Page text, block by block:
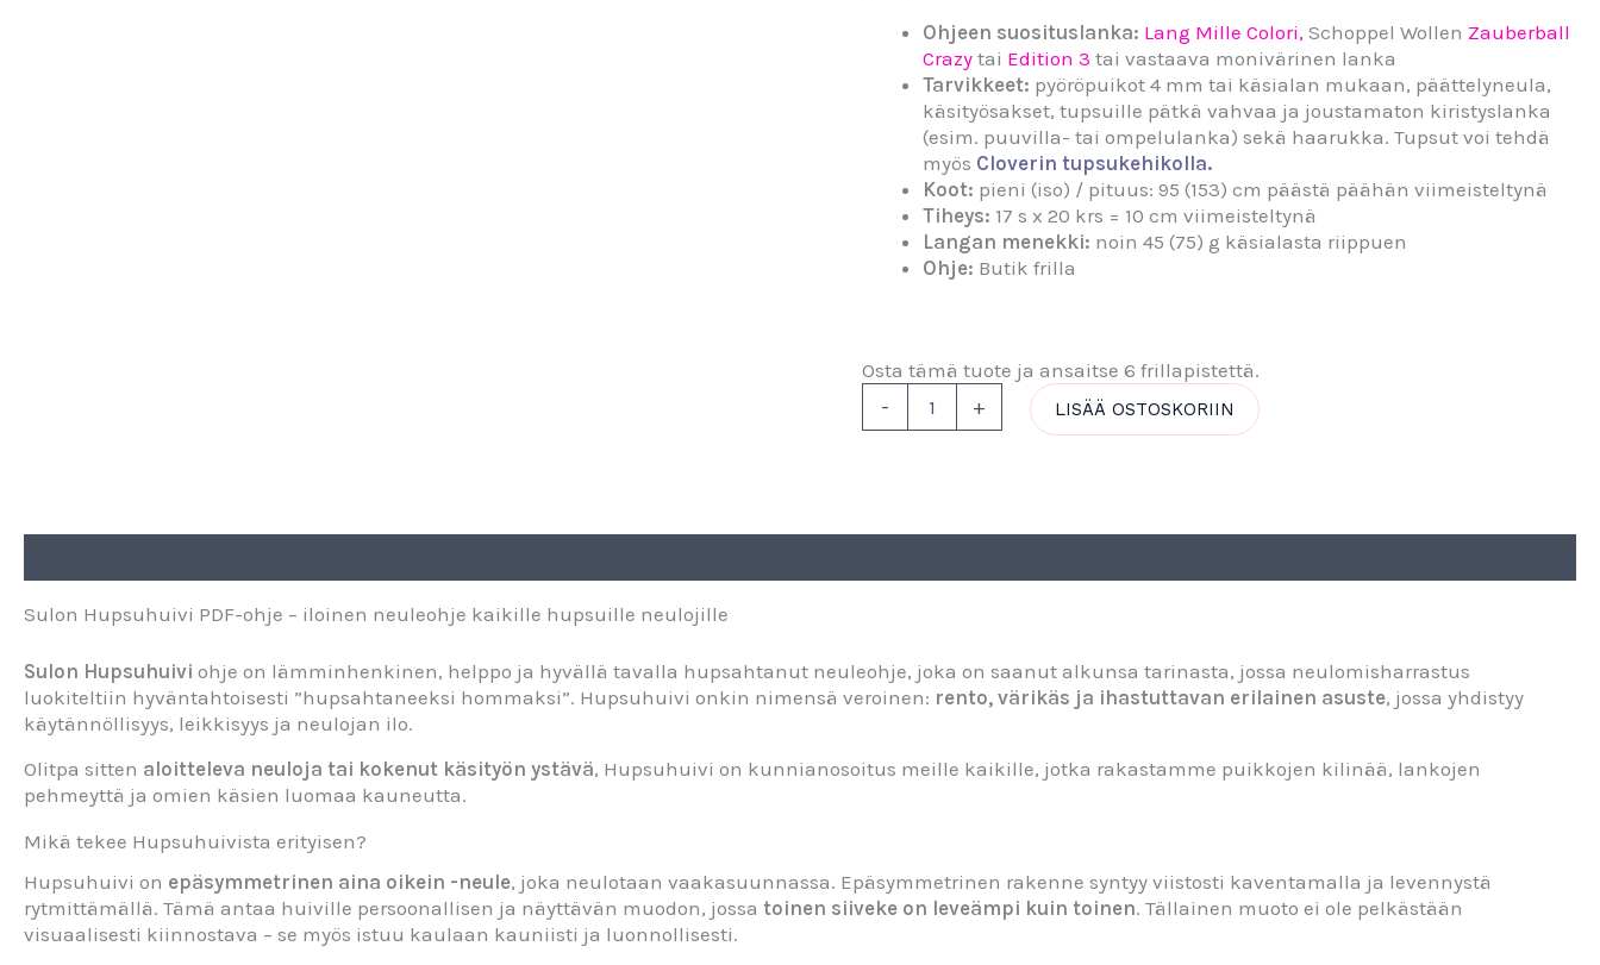
Ohjeen suosituslanka: Lang Mille Colori, Schoppel Wollen Zauberball
Crazy tai Edition 3 tai vastaava monivärinen lanka
Tarvikkeet: pyöröpuikot 4 mm tai käsialan mukaan, päättelyneula,
käsityösakset, tupsuille pätkä vahvaa ja joustamaton kiristyslanka
(esim. puuvilla- tai ompelulanka) sekä haarukka. Tupsut voi tehdä
myös Cloverin tupsukehikolla.
Koot: pieni (iso) / pituus: 95 (153) cm päästä päähän viimeisteltynä
Tiheys: 17 s x 20 krs = 10 cm viimeisteltynä
Langan menekki: noin 45 (75) g käsialasta riippuen
Ohje: Butik frilla
Osta tämä tuote ja ansaitse 6 frillapistettä.
- + LISÄÄ OSTOSKORIIN
Sulon Hupsuhuivi PDF-ohje – iloinen neuleohje kaikille hupsuille neulojille
Sulon Hupsuhuivi ohje on lämminhenkinen, helppo ja hyvällä tavalla hupsahtanut neuleohje, joka on saanut alkunsa tarinasta, jossa neulomisharrastus
luokiteltiin hyväntahtoisesti ”hupsahtaneeksi hommaksi”. Hupsuhuivi onkin nimensä veroinen: rento, värikäs ja ihastuttavan erilainen asuste, jossa yhdistyy
käytännöllisyys, leikkisyys ja neulojan ilo.
Olitpa sitten aloitteleva neuloja tai kokenut käsityön ystävä, Hupsuhuivi on kunnianosoitus meille kaikille, jotka rakastamme puikkojen kilinää, lankojen
pehmeyttä ja omien käsien luomaa kauneutta.
Mikä tekee Hupsuhuivista erityisen?
Hupsuhuivi on epäsymmetrinen aina oikein -neule, joka neulotaan vaakasuunnassa. Epäsymmetrinen rakenne syntyy viistosti kaventamalla ja levennystä
rytmittämällä. Tämä antaa huiville persoonallisen ja näyttävän muodon, jossa toinen siiveke on leveämpi kuin toinen. Tällainen muoto ei ole pelkästään
visuaalisesti kiinnostava – se myös istuu kaulaan kauniisti ja luonnollisesti.